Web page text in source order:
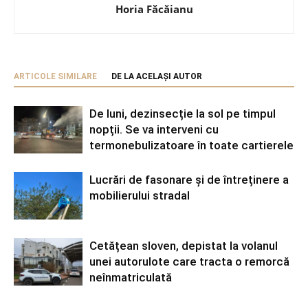
Horia Făcăianu
ARTICOLE SIMILARE DE LA ACELAȘI AUTOR
De luni, dezinsecție la sol pe timpul
nopții. Se va interveni cu
termonebulizatoare în toate cartierele
Lucrări de fasonare și de întreținere a
mobilierului stradal
Cetățean sloven, depistat la volanul
unei autorulote care tracta o remorcă
neînmatriculată